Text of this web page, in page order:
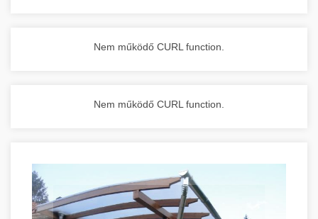
Nem működő CURL function.
Nem működő CURL function.